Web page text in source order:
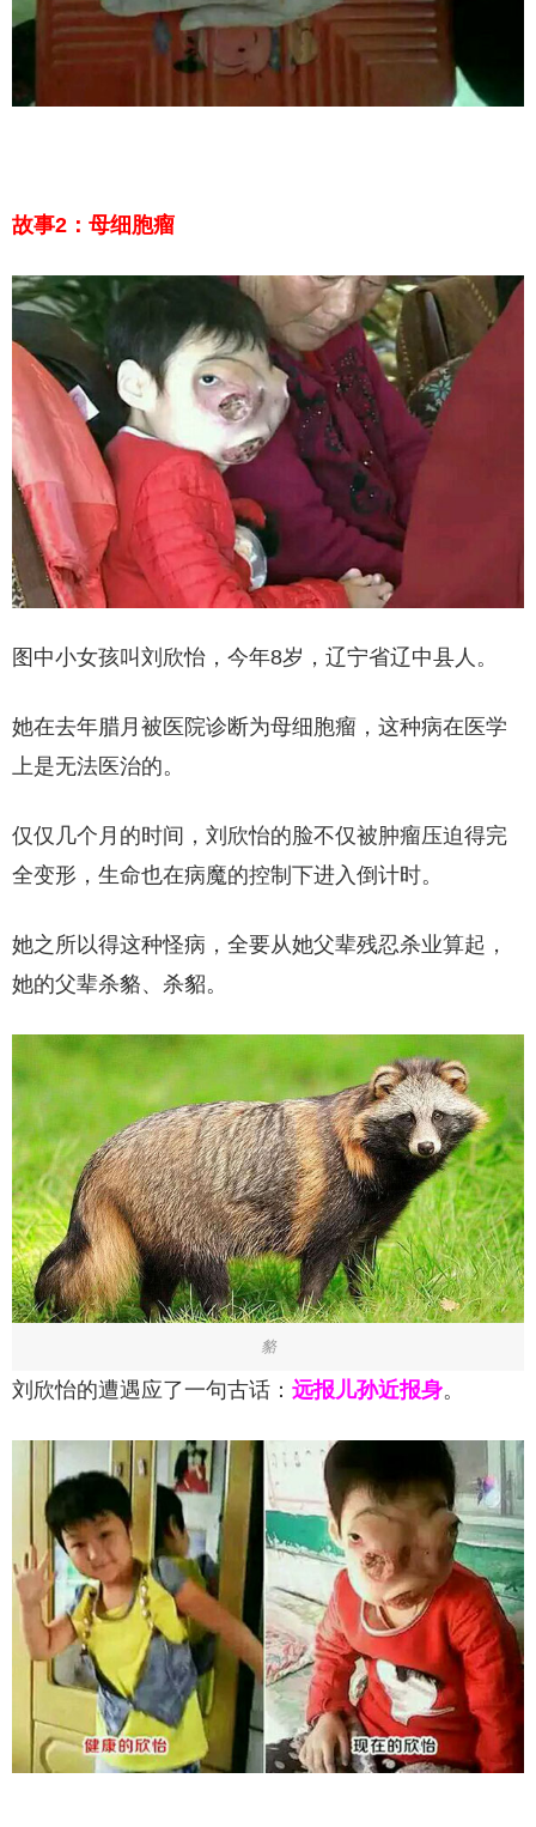
故事2：母细胞瘤
图中小女孩叫刘欣怡，今年8岁，辽宁省辽中县人。
她在去年腊月被医院诊断为母细胞瘤，这种病在医学
上是无法医治的。
仅仅几个月的时间，刘欣怡的脸不仅被肿瘤压迫得完
全变形，生命也在病魔的控制下进入倒计时。
她之所以得这种怪病，全要从她父辈残忍杀业算起，
她的父辈杀貉、杀貂。
貉
刘欣怡的遭遇应了一句古话： 远报儿孙近报身。